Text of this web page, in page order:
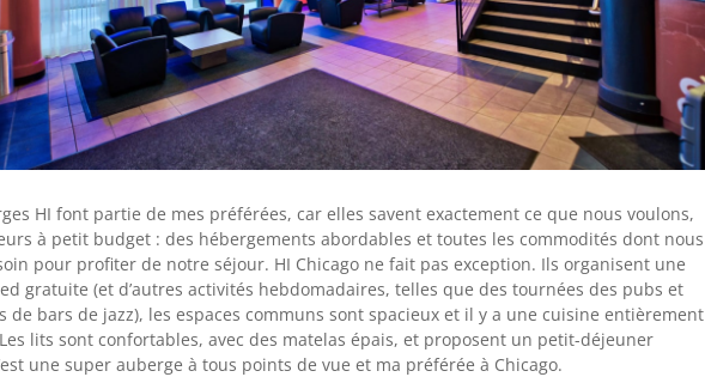
HI font partie de mes préférées, car elles savent exactement ce que nous voulons,
à petit budget : des hébergements abordables et toutes les commodités dont nous
pour profiter de notre séjour. HI Chicago ne fait pas exception. Ils organisent une
gratuite (et d’autres activités hebdomadaires, telles que des tournées des pubs et
de bars de jazz), les espaces communs sont spacieux et il y a une cuisine entièrement
lits sont confortables, avec des matelas épais, et proposent un petit-déjeuner
une super auberge à tous points de vue et ma préférée à Chicago.